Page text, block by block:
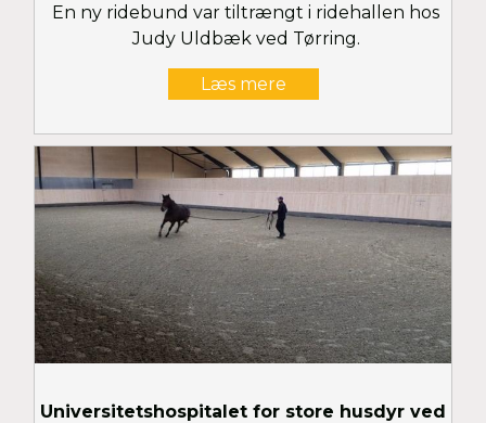
En ny ridebund var tiltrængt i ridehallen hos
Judy Uldbæk ved Tørring.
Læs mere
Universitetshospitalet for store husdyr ved